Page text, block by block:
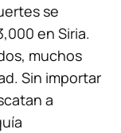
se
en Siria.
muchos
Sin importar
a